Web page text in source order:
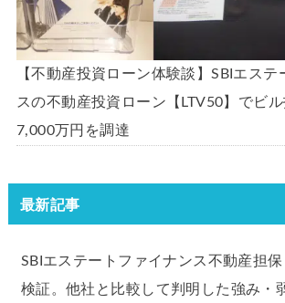
【不動産投資ローン体験談】SBIエステ
スの不動産投資ローン【LTV50】でビ
7,000万円を調達
最新記事
SBIエステートファイナンス不動産担
検証。他社と比較して判明した強み・